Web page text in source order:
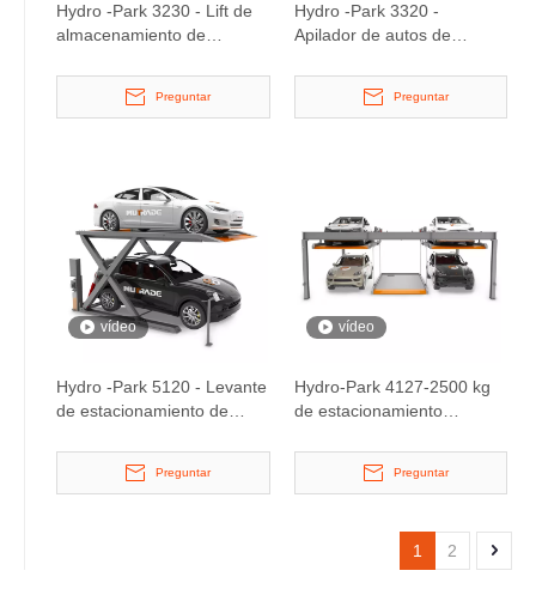
Hydro -Park 3230 - Lift de
almacenamiento de
niveles
Preguntar
Hydro -Park 3320 -
Apilador de autos de
niveles
Preguntar
vídeo
Hydro -Park 5120 - Levante
de estacionamiento de
Preguntar
vídeo
Hydro-Park 4127-2500 kg
de estacionamiento
Preguntar
1 2